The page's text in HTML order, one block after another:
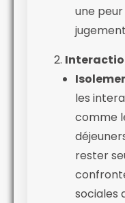
une
les
comme
rester
sociales